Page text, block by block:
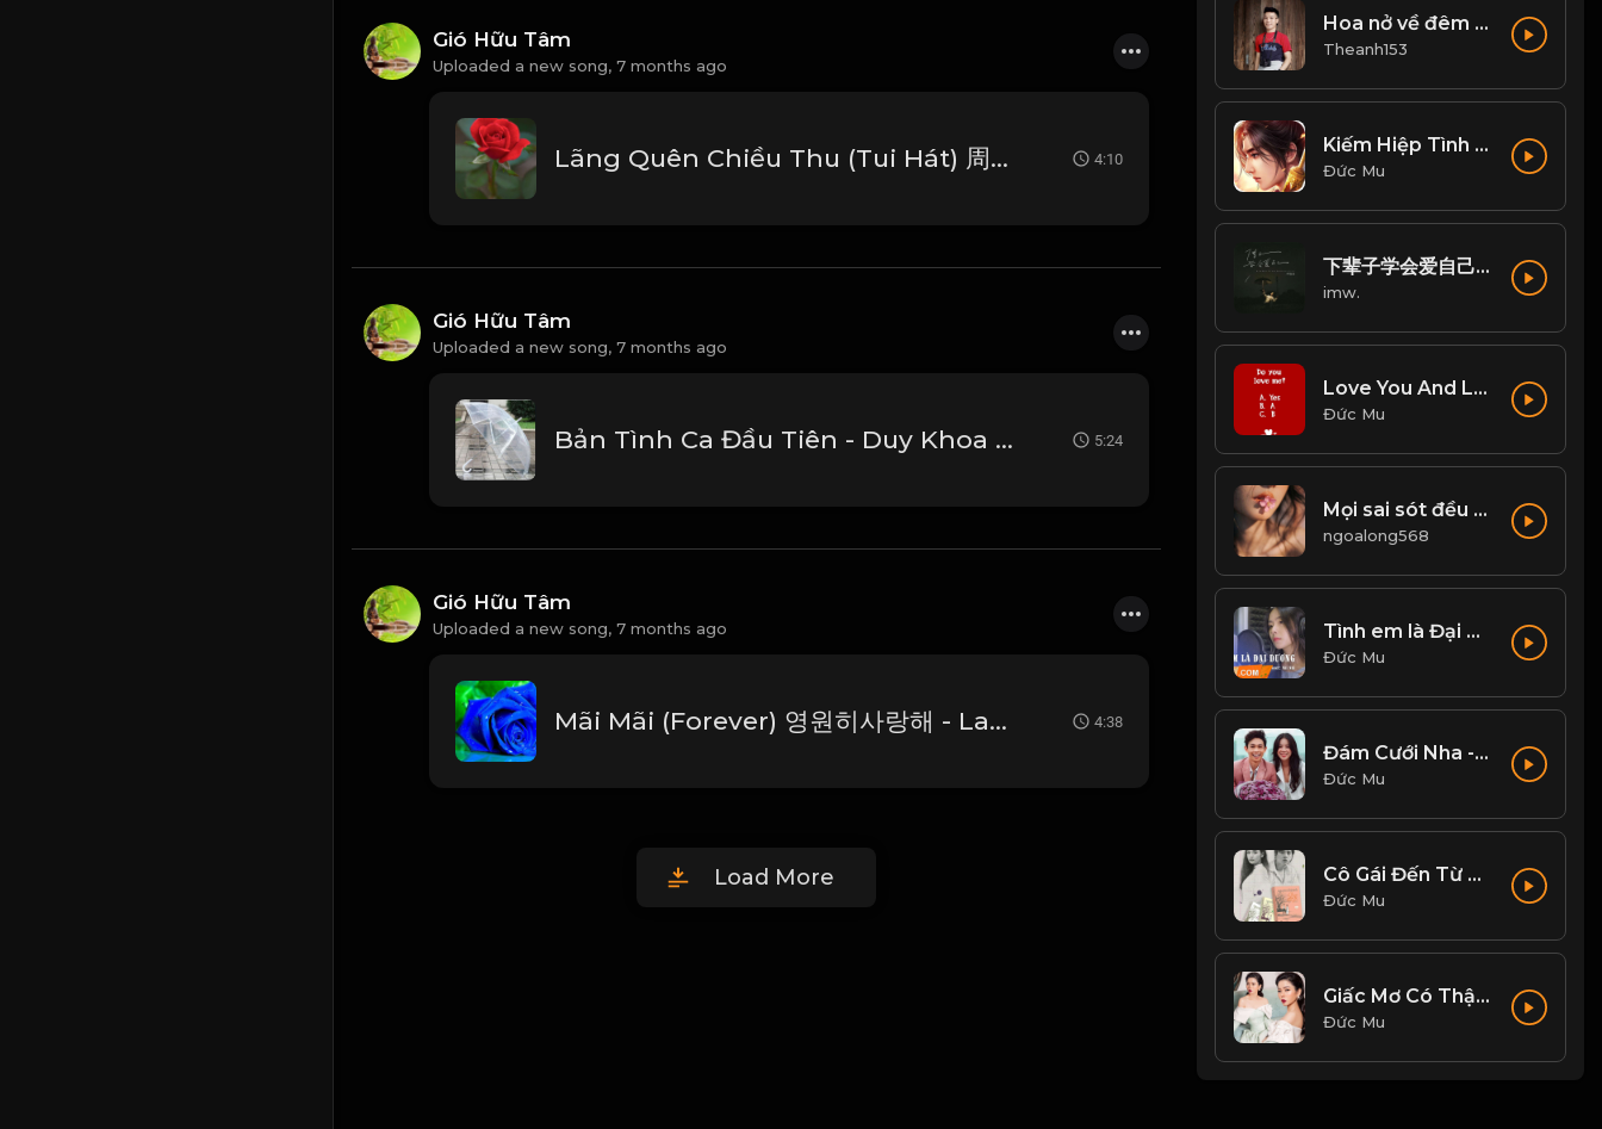
Gió Hữu Tâm
Uploaded a new song, 7 months ago
Lãng Quên Chiều Thu (Tui Hát) 周華健_1767946641396 4:10
Gió Hữu Tâm
Uploaded a new song, 7 months ago
Bản Tình Ca Đầu Tiên - Duy Khoa Beat Gốc_1767095231357 5:24
Gió Hữu Tâm
Uploaded a new song, 7 months ago
Mãi Mãi (Forever) 영원히사랑해 - Lam Trường (안재욱) Beat Chuẩn_1766654396787 4:38
Load More
Hoa nở về đêm cover
Theanh153
Kiếm Hiệp Tình -剑侠情 | Trần Phi Bình
Đức Mu
下辈子学会爱自己 (Live合唱版)
imw.
Love You And Love Me - Zhang Yao
Đức Mu
Mọi sai sót đều phải trả giá! Đạo
ngoalong568
Tình em là Đại dương - Nhi Nhi Cover
Đức Mu
Đám Cưới Nha - Hồng Thanh, Mie
Đức Mu
Cô Gái Đến Từ Hôm Qua - Mỹ Tâm
Đức Mu
Giấc Mơ Có Thật - Lệ Quyên
Đức Mu